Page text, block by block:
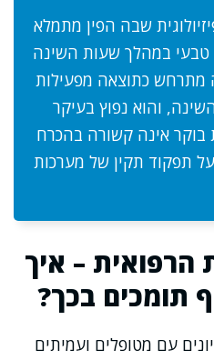
שבה הפין מתמלא
טבעי במהלך שעות השינה
מתרחש כתוצאה מפעילות
והוא נפוץ בעיקר
בוקר אינה קשורה בהכרח
על תפקוד תקין של מערכות
הרפואית – איך
תומכים בכך?
עם מטופלים ועמיתים